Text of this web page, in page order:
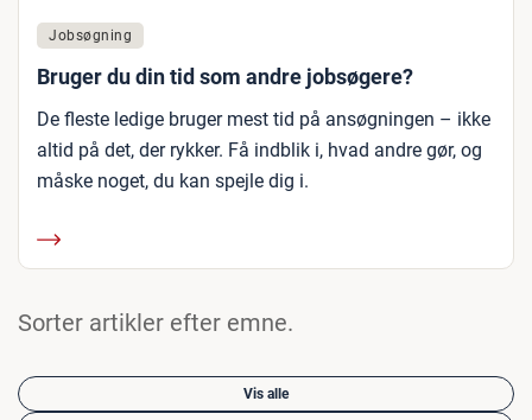
Jobsøgning
Bruger du din tid som andre jobsøgere?
De fleste ledige bruger mest tid på ansøgningen – ikke
altid på det, der rykker. Få indblik i, hvad andre gør, og
måske noget, du kan spejle dig i.
Sorter artikler efter emne.
Vis alle